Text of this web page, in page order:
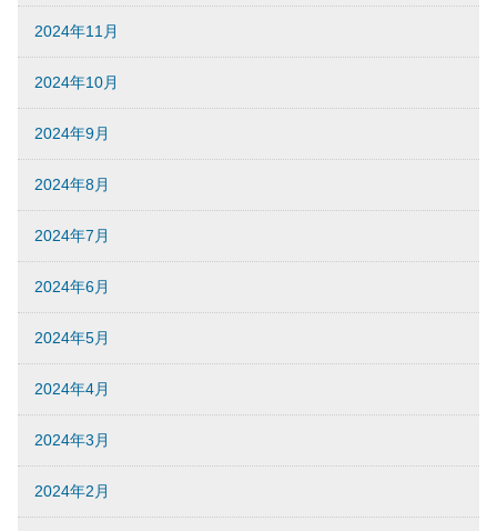
2024年11月
2024年10月
2024年9月
2024年8月
2024年7月
2024年6月
2024年5月
2024年4月
2024年3月
2024年2月